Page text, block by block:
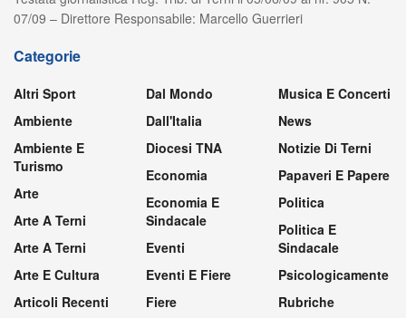
07/09 – Direttore Responsabile: Marcello Guerrieri
Categorie
Altri Sport
Ambiente
Ambiente E
Turismo
Arte
Arte A Terni
Arte A Terni
Arte E Cultura
Articoli Recenti
Dal Mondo
Dall'Italia
Diocesi TNA
Economia
Economia E
Sindacale
Eventi
Eventi E Fiere
Fiere
Musica E Concerti
News
Notizie Di Terni
Papaveri E Papere
Politica
Politica E
Sindacale
Psicologicamente
Rubriche